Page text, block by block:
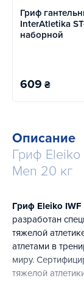
Гриф
InterAtletika
наборной
609 ₴
Описание
Гриф Eleiko
Men 20 кг
Гриф Eleiko
разработан
тяжелой
атлетами в
миру.
тяжелой